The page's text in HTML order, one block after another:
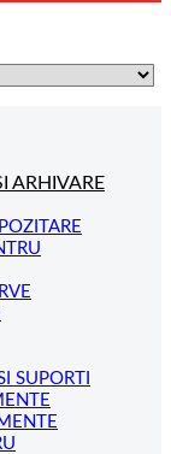
ARHIVARE
SUPORTI